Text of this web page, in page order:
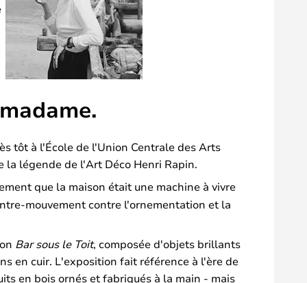
tôt à l'École de l'Union Centrale des Arts
légende de l'Art Déco Henri Rapin.
que la maison était une machine à vivre
mouvement contre l'ornementation et la
Bar sous le Toit, composée d'objets brillants
en cuir. L'exposition fait référence à l'ère de
en bois ornés et fabriqués à la main - mais